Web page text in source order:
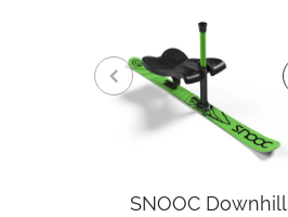
SNOOC Downhill